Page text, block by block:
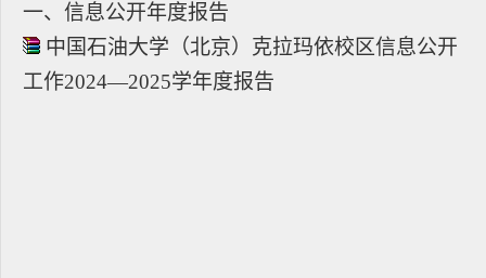
一、信息公开年度报告
中国石油大学（北京）克拉玛依校区信息公开
工作2024—2025学年度报告